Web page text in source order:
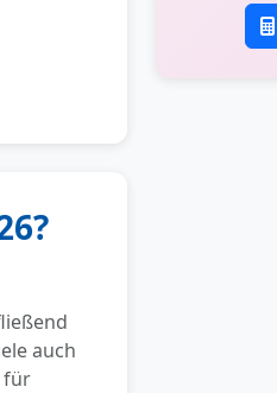
auch
für